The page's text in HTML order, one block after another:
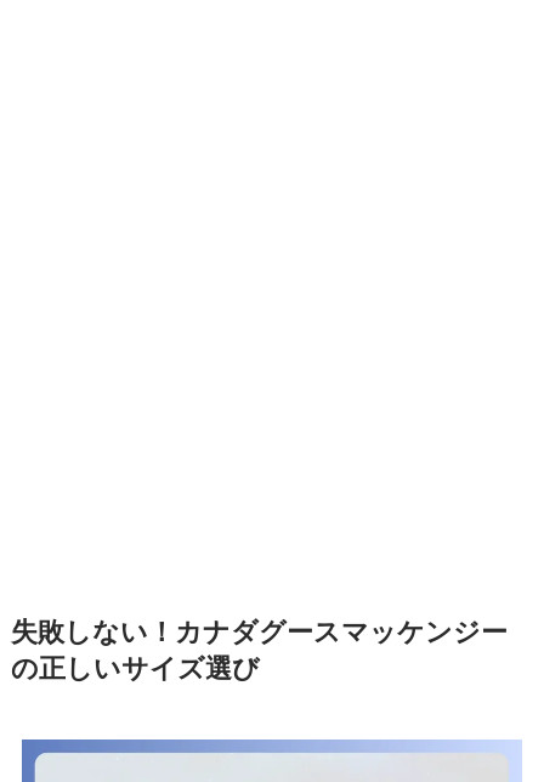
失敗しない！カナダグースマッケンジー
の正しいサイズ選び